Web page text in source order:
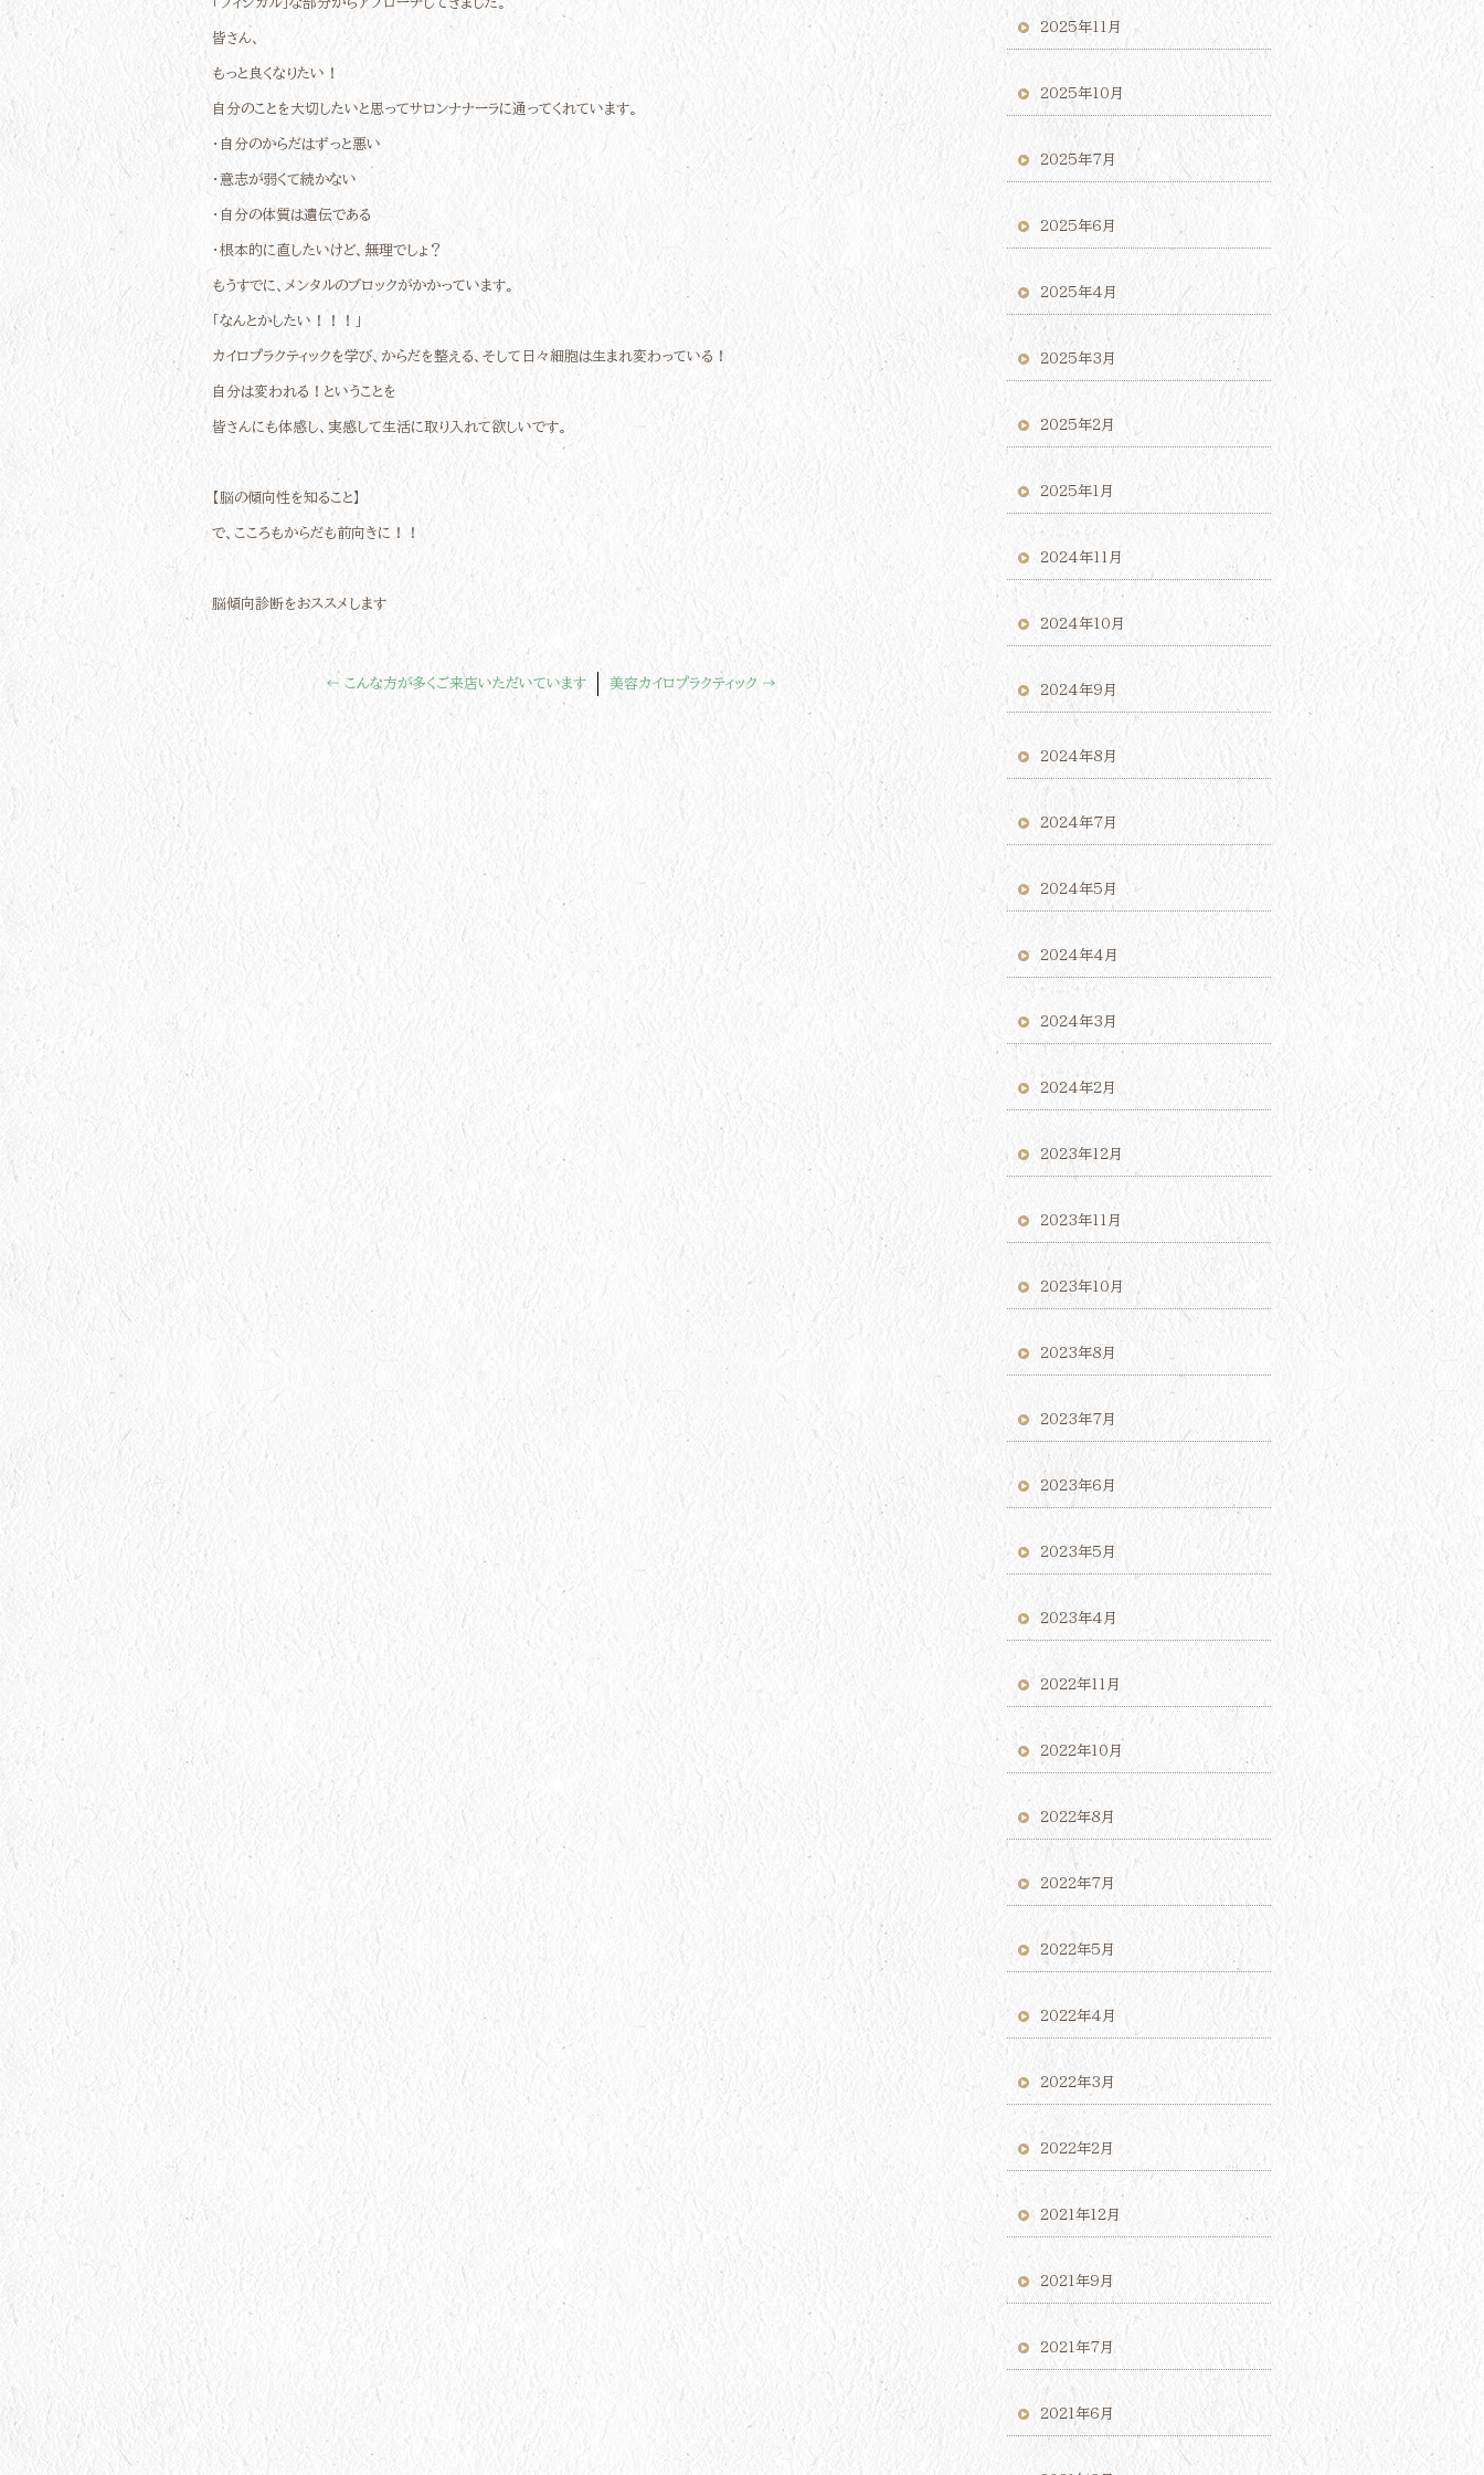
皆さん、
もっと良くなりたい！
自分のことを大切したいと思ってサロンナナーラに通ってくれています。
・自分のからだはずっと悪い
・意志が弱くて続かない
・自分の体質は遺伝である
・根本的に直したいけど、無理でしょ？
もうすでに、メンタルのブロックがかかっています。
「なんとかしたい！！！」
カイロプラクティックを学び、からだを整える、そして日々細胞は生まれ変わっている！
自分は変われる！ということを
皆さんにも体感し、実感して生活に取り入れて欲しいです。
【脳の傾向性を知ること】
で、こころもからだも前向きに！！
脳傾向診断をおススメします
← こんな方が多くご来店いただいています 美容カイロプラクティック →
2025年11月
2025年10月
2025年7月
2025年6月
2025年4月
2025年3月
2025年2月
2025年1月
2024年11月
2024年10月
2024年9月
2024年8月
2024年7月
2024年5月
2024年4月
2024年3月
2024年2月
2023年12月
2023年11月
2023年10月
2023年8月
2023年7月
2023年6月
2023年5月
2023年4月
2022年11月
2022年10月
2022年8月
2022年7月
2022年5月
2022年4月
2022年3月
2022年2月
2021年12月
2021年9月
2021年7月
2021年6月